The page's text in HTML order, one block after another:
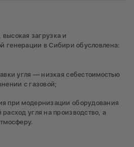
загрузка и
генерации в Сибири обусловлена:
угля — низкая себестоимостью
с газовой;
при модернизации оборудования
угля на производство, а